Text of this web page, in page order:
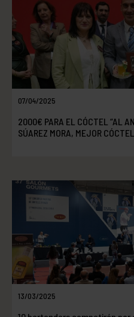
07/04/2025
2000€ PARA EL CÓCTEL “AL
SÚAREZ MORA, MEJOR
13/03/2025